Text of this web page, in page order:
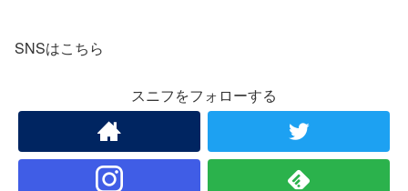
SNSはこちら
スニフをフォローする